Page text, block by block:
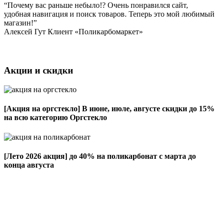
“Почему вас раньше небыло!? Очень понравился сайт,
удобная навигация и поиск товаров. Теперь это мой любимый
магазин!”
Алексей Гут Клиент «Поликарбомаркет»
Акции и скидки
[Акция на оргстекло] В июне, июле, августе скидки до 15%
на всю категорию Оргстекло
[Лето 2026 акция] до 40% на поликарбонат с марта до
конца августа